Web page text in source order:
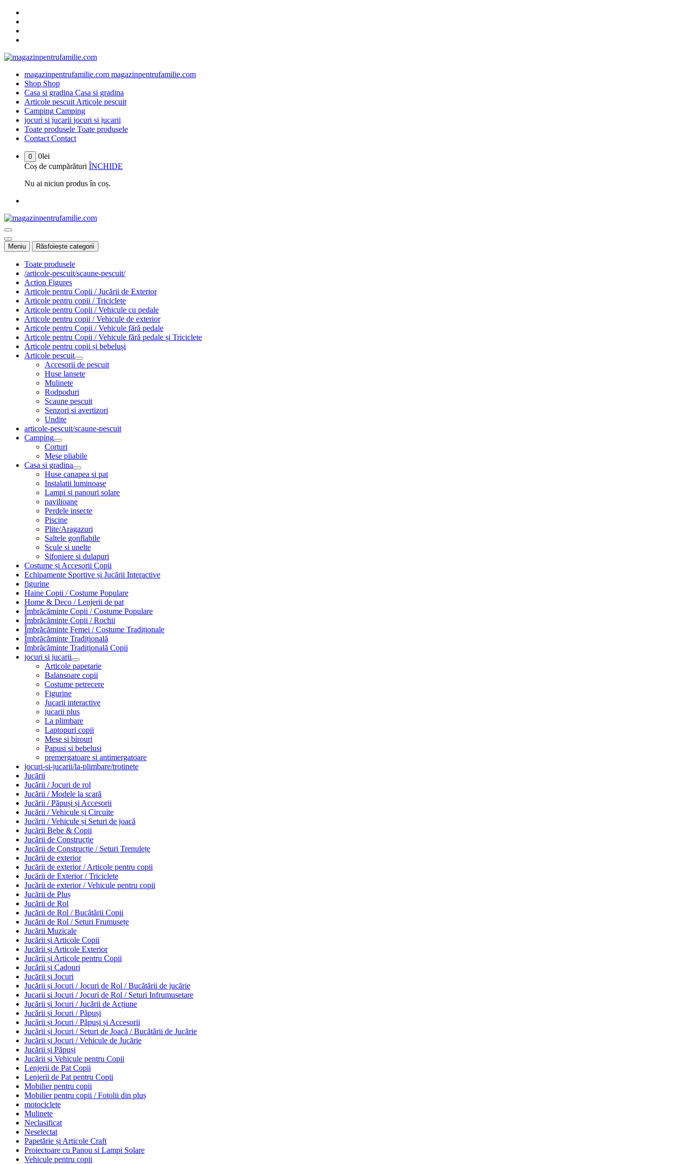
conținut
magazinpentrufamilie.com magazinpentrufamilie.com
Shop Shop
Casa si gradina Casa si gradina
Articole pescuit Articole pescuit
Camping Camping
jocuri si jucarii jocuri si jucarii
Toate produsele Toate produsele
Contact Contact
0 0lei
Coș de cumpărături ÎNCHIDE
Nu ai niciun produs în coș.
Meniu Răsfoiește categorii
Toate produsele
/articole-pescuit/scaune-pescuit/
Action Figures
Articole pentru Copii / Jucării de Exterior
Articole pentru copii / Triciclete
Articole pentru Copii / Vehicule cu pedale
Articole pentru copii / Vehicule de exterior
Articole pentru Copii / Vehicule fără pedale
Articole pentru Copii / Vehicule fără pedale și Triciclete
Articole pentru copii și bebeluși
Articole pescuit
Accesorii de pescuit
Huse lansete
Mulinete
Rodpoduri
Scaune pescuit
Senzori si avertizori
Undite
articole-pescuit/scaune-pescuit
Camping
Corturi
Mese pliabile
Casa si gradina
Huse canapea si pat
Instalatii luminoase
Lampi si panouri solare
pavilioane
Perdele insecte
Piscine
Plite/Aragazuri
Saltele gonflabile
Scule si unelte
Sifoniere si dulapuri
Costume și Accesorii Copii
Echipamente Sportive și Jucării Interactive
figurine
Haine Copii / Costume Populare
Home & Deco / Lenjerii de pat
Îmbrăcăminte Copii / Costume Populare
Îmbrăcăminte Copii / Rochii
Îmbrăcăminte Femei / Costume Tradiționale
Îmbrăcăminte Tradițională
Îmbrăcăminte Tradițională Copii
jocuri si jucarii
Articole papetarie
Balansoare copii
Costume petrecere
Figurine
Jucarii interactive
jucarii plus
La plimbare
Laptopuri copii
Mese si birouri
Papusi si bebelusi
premergatoare si antimergatoare
jocuri-si-jucarii/la-plimbare/trotinete
Jucării
Jucării / Jocuri de rol
Jucării / Modele la scară
Jucării / Păpuși și Accesorii
Jucării / Vehicule și Circuite
Jucării / Vehicule și Seturi de joacă
Jucării Bebe & Copii
Jucării de Construcție
Jucării de Construcție / Seturi Trenulețe
Jucării de exterior
Jucării de exterior / Articole pentru copii
Jucării de Exterior / Triciclete
Jucării de exterior / Vehicule pentru copii
Jucării de Pluș
Jucării de Rol
Jucării de Rol / Bucătării Copii
Jucării de Rol / Seturi Frumusețe
Jucării Muzicale
Jucării și Articole Copii
Jucării și Articole Exterior
Jucării și Articole pentru Copii
Jucării și Cadouri
Jucării și Jocuri
Jucării și Jocuri / Jocuri de Rol / Bucătării de jucărie
Jucarii si Jocuri / Jocuri de Rol / Seturi Infrumusetare
Jucării și Jocuri / Jucării de Acțiune
Jucării și Jocuri / Păpuși
Jucării și Jocuri / Păpuși și Accesorii
Jucării și Jocuri / Seturi de Joacă / Bucătării de Jucărie
Jucării și Jocuri / Vehicule de Jucărie
Jucării și Păpuși
Jucării și Vehicule pentru Copii
Lenjerii de Pat Copii
Lenjerii de Pat pentru Copii
Mobilier pentru copii
Mobilier pentru copii / Fotolii din pluș
motociclete
Mulinete
Neclasificat
Neselectat
Papetărie și Articole Craft
Proiectoare cu Panou si Lampi Solare
Vehicule pentru copii